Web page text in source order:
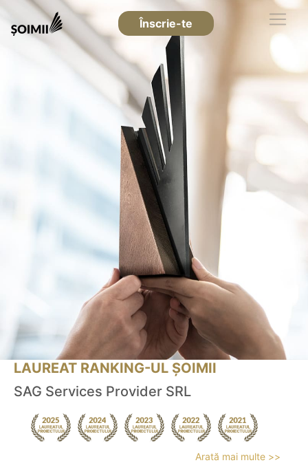
Înscrie-te
LAUREAT RANKING-UL ȘOIMII
SAG Services Provider SRL
Arată mai multe >>